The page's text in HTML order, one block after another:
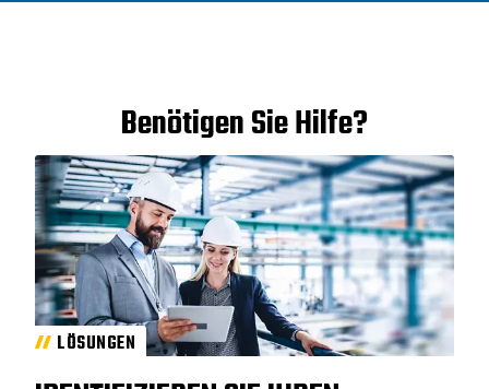
Benötigen Sie Hilfe?
LÖSUNGEN